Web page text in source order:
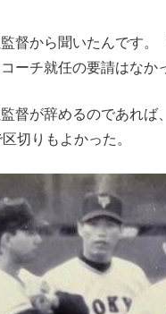
監督から聞いたんです
ーチ就任の要請はなか
督が辞めるのであれば
切りもよかった。